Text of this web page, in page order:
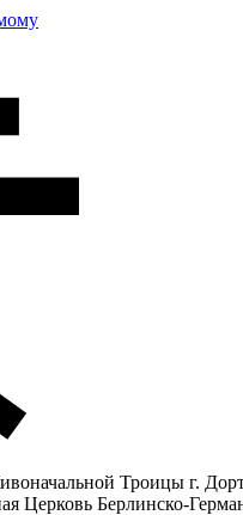
Троицы г.
Церковь Берлинско-